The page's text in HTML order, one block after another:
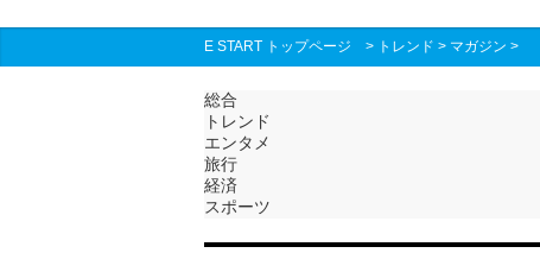
E START トップページ > トレンド > マガジン >
総合
トレンド
エンタメ
旅行
経済
スポーツ